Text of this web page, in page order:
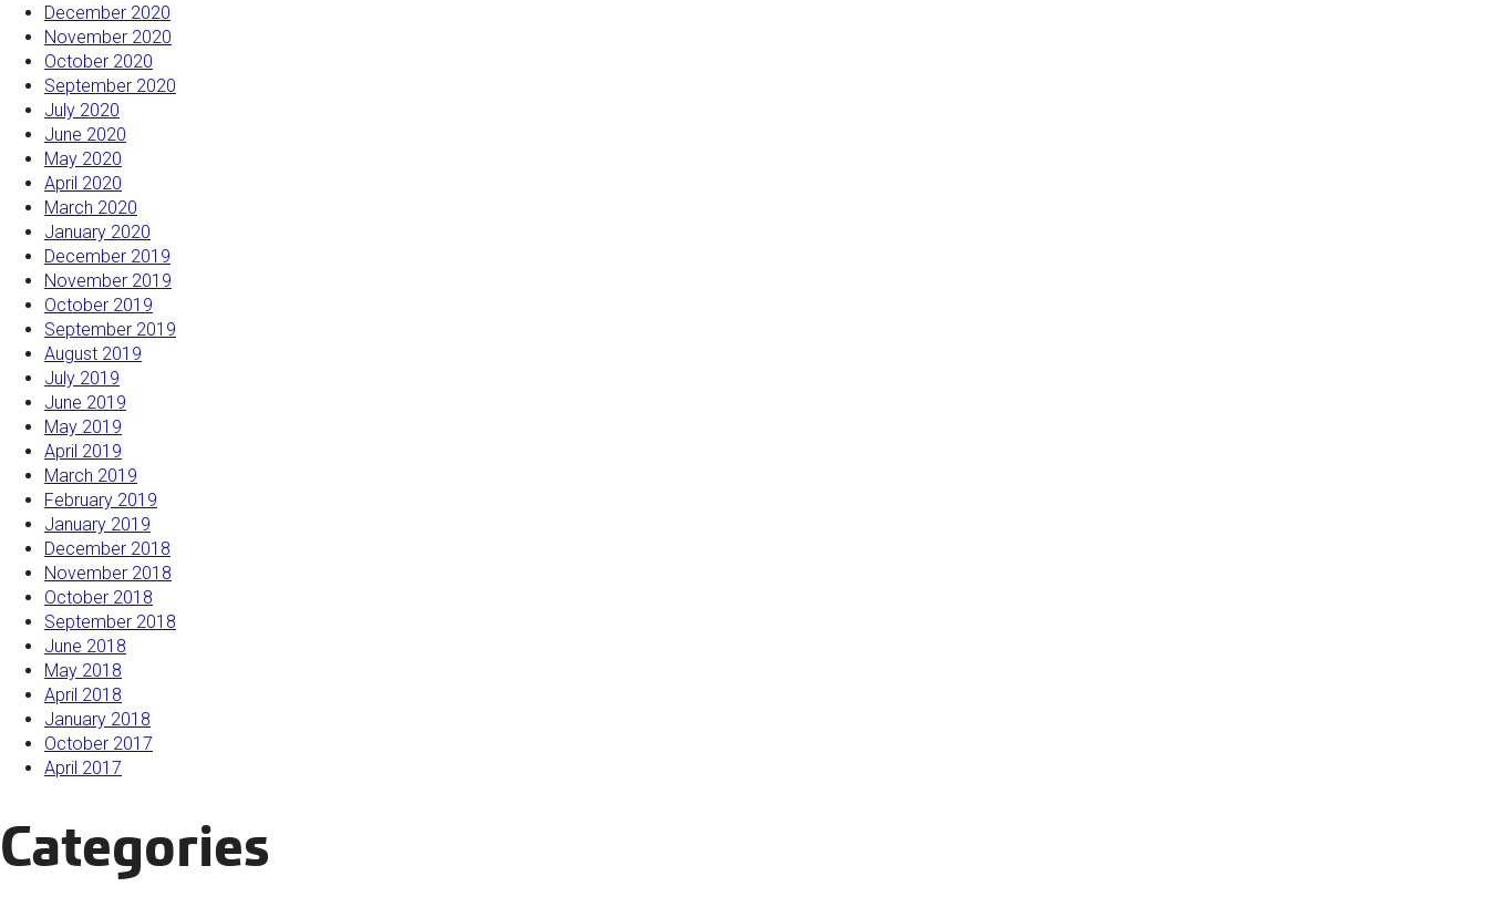
December 2020
November 2020
October 2020
September 2020
July 2020
June 2020
May 2020
April 2020
March 2020
January 2020
December 2019
November 2019
October 2019
September 2019
August 2019
July 2019
June 2019
May 2019
April 2019
March 2019
February 2019
January 2019
December 2018
November 2018
October 2018
September 2018
June 2018
May 2018
April 2018
January 2018
October 2017
April 2017
Categories